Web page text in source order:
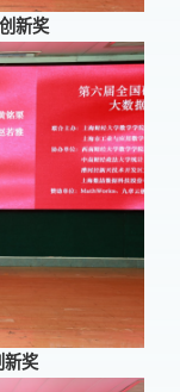
新奖
新奖